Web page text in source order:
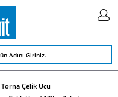
Torna Çelik Ucu